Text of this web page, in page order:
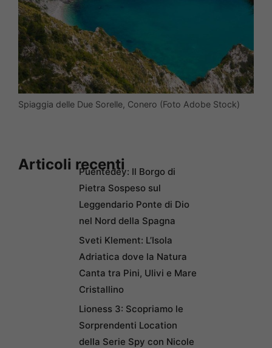
Spiaggia delle Due Sorelle, Conero (Foto Adobe Stock)
Articoli recentiPuentedey: Il Borgo di
Pietra Sospeso sul
Leggendario Ponte di Dio
nel Nord della Spagna
Sveti Klement: L’Isola
Adriatica dove la Natura
Canta tra Pini, Ulivi e Mare
Cristallino
Lioness 3: Scopriamo le
Sorprendenti Location
della Serie Spy con Nicole